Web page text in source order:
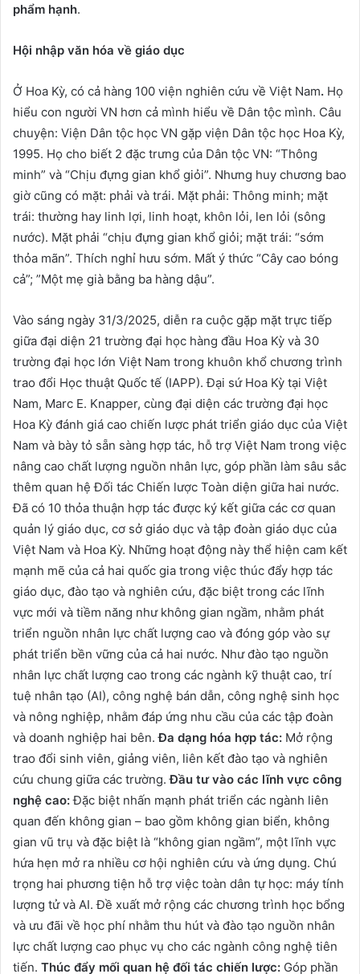
phẩm hạnh.
Hội nhập văn hóa về giáo dục
Ở Hoa Kỳ, có cả hàng 100 viện nghiên cứu về Việt Nam. Họ
hiểu con người VN hơn cả mình hiểu về Dân tộc mình. Câu
chuyện: Viện Dân tộc học VN gặp viện Dân tộc học Hoa Kỳ,
1995. Họ cho biết 2 đặc trưng của Dân tộc VN: “Thông
minh” và “Chịu đựng gian khổ giỏi”. Nhưng huy chương bao
giờ cũng có mặt: phải và trái. Mặt phải: Thông minh; mặt
trái: thường hay linh lợi, linh hoạt, khôn lỏi, len lỏi (sông
nước). Mặt phải “chịu đựng gian khổ giỏi; mặt trái: “sớm
thỏa mãn”. Thích nghỉ hưu sớm. Mất ý thức “Cây cao bóng
cả”; ”Một mẹ già bằng ba hàng dậu”.
Vào sáng ngày 31/3/2025, diễn ra cuộc gặp mặt trực tiếp
giữa đại diện 21 trường đại học hàng đầu Hoa Kỳ và 30
trường đại học lớn Việt Nam trong khuôn khổ chương trình
trao đổi Học thuật Quốc tế (IAPP). Đại sứ Hoa Kỳ tại Việt
Nam, Marc E. Knapper, cùng đại diện các trường đại học
Hoa Kỳ đánh giá cao chiến lược phát triển giáo dục của Việt
Nam và bày tỏ sẵn sàng hợp tác, hỗ trợ Việt Nam trong việc
nâng cao chất lượng nguồn nhân lực, góp phần làm sâu sắc
thêm quan hệ Đối tác Chiến lược Toàn diện giữa hai nước.
Đã có 10 thỏa thuận hợp tác được ký kết giữa các cơ quan
quản lý giáo dục, cơ sở giáo dục và tập đoàn giáo dục của
Việt Nam và Hoa Kỳ. Những hoạt động này thể hiện cam kết
mạnh mẽ của cả hai quốc gia trong việc thúc đẩy hợp tác
giáo dục, đào tạo và nghiên cứu, đặc biệt trong các lĩnh
vực mới và tiềm năng như không gian ngầm, nhằm phát
triển nguồn nhân lực chất lượng cao và đóng góp vào sự
phát triển bền vững của cả hai nước.​ Như đào tạo nguồn
nhân lực chất lượng cao trong các ngành kỹ thuật cao, trí
tuệ nhân tạo (AI), công nghệ bán dẫn, công nghệ sinh học
và nông nghiệp, nhằm đáp ứng nhu cầu của các tập đoàn
và doanh nghiệp hai bên.Đa dạng hóa hợp tác: Mở rộng
trao đổi sinh viên, giảng viên, liên kết đào tạo và nghiên
cứu chung giữa các trường.Đầu tư vào các lĩnh vực công
nghệ cao:Đặc biệt nhấn mạnh phát triển các ngành liên
quan đến không gian – bao gồm không gian biển, không
gian vũ trụ và đặc biệt là “không gian ngầm”, một lĩnh vực
hứa hẹn mở ra nhiều cơ hội nghiên cứu và ứng dụng. Chú
trọng hai phương tiện hỗ trợ việc toàn dân tự học: máy tính
lượng tử và AI. Đề xuất mở rộng các chương trình học bổng
và ưu đãi về học phí nhằm thu hút và đào tạo nguồn nhân
lực chất lượng cao phục vụ cho các ngành công nghệ tiên
tiến. Thúc đẩy mối quan hệ đối tác chiến lược: Góp phần